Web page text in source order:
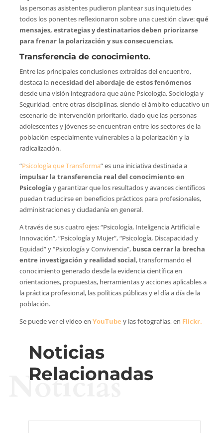
las personas asistentes pudieron plantear sus inquietudes
todos los ponentes reflexionaron sobre una cuestión clave:qué
mensajes, estrategias y destinatarios deben priorizarse
para frenar la polarización y sus consecuencias.
Transferencia de conocimiento.
Entre las principales conclusiones extraídas del encuentro,
destaca la necesidad del abordaje de estos fenómenos
desde una visión integradora que aúne Psicología, Sociología y
Seguridad, entre otras disciplinas, siendo el ámbito educativo un
escenario de intervención prioritario, dado que las personas
adolescentes y jóvenes se encuentran entre los sectores de la
población especialmente vulnerables a la polarización y la
radicalización.
“Psicología que Transforma” es una iniciativa destinada a
impulsar la transferencia real del conocimiento en
Psicología y garantizar que los resultados y avances científicos
puedan traducirse en beneficios prácticos para profesionales,
administraciones y ciudadanía en general.
A través de sus cuatro ejes: “Psicología, Inteligencia Artificial e
Innovación”, “Psicología y Mujer”, “Psicología, Discapacidad y
Equidad” y “Psicología y Convivencia”, busca cerrar la brecha
entre investigación y realidad social, transformando el
conocimiento generado desde la evidencia científica en
orientaciones, propuestas, herramientas y acciones aplicables a
la práctica profesional, las políticas públicas y el día a día de la
población.
Se puede ver el vídeo en YouTube y las fotografías, en Flickr.
Noticias
Relacionadas
Noticias